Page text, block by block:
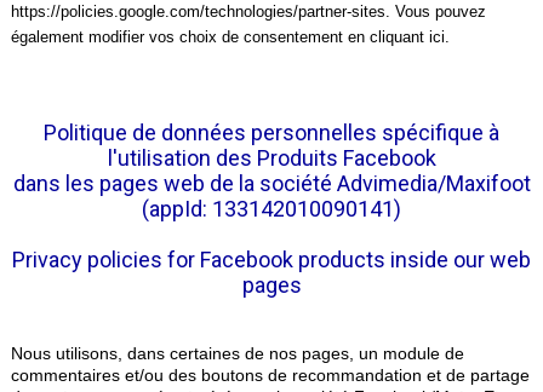
https://policies.google.com/technologies/partner-sites. Vous pouvez
également modifier vos choix de consentement en cliquant ici.
Politique de données personnelles spécifique à
l'utilisation des Produits Facebook
dans les pages web de la société Advimedia/Maxifoot
(appId: 133142010090141)
Privacy policies for Facebook products inside our web
pages
Nous utilisons, dans certaines de nos pages, un module de
commentaires et/ou des boutons de recommandation et de partage